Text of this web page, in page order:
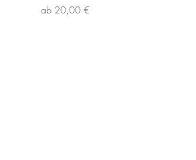
ab 20,00 €
Sale-Preis